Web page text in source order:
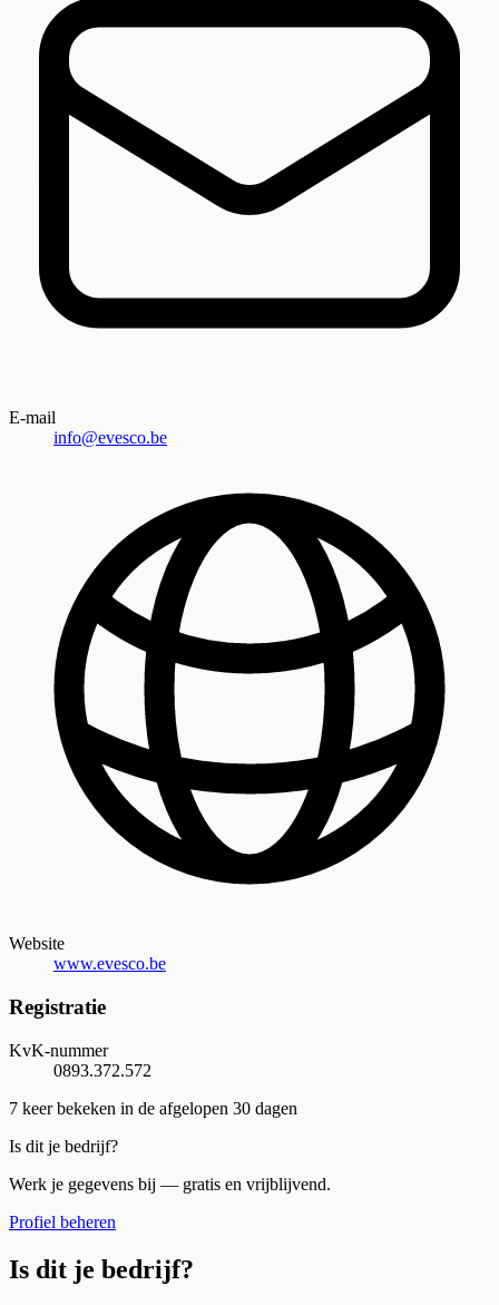
E-mail
info@evesco.be
Website
www.evesco.be
Registratie
KvK-nummer
0893.372.572
7 keer bekeken in de afgelopen 30 dagen
Is dit je bedrijf?
Werk je gegevens bij — gratis en vrijblijvend.
Profiel beheren
Is dit je bedrijf?